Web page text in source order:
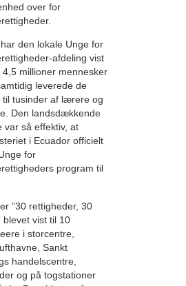
over for
den lokale Unge for
afdeling vist
4,5 millioner mennesker
leverede de
til tusinder af lærere og
Den landsdækkende
var så effektiv, at
i Ecuador officielt
for
program til
”30 rettigheder, 30
blevet vist til 10
i storcentre,
Sankt
handelscentre,
og på togstationer